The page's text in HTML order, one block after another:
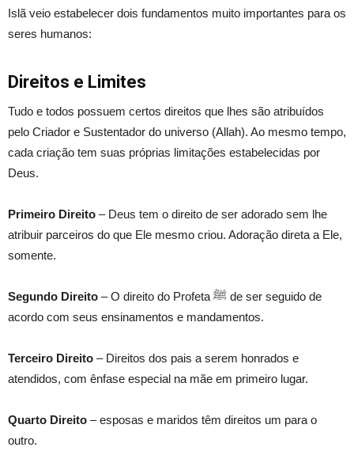
Islã veio estabelecer dois fundamentos muito importantes para os
seres humanos:
Direitos e Limites
Tudo e todos possuem certos direitos que lhes são atribuídos
pelo Criador e Sustentador do universo (Allah). Ao mesmo tempo,
cada criação tem suas próprias limitações estabelecidas por
Deus.
Primeiro Direito – Deus tem o direito de ser adorado sem lhe
atribuir parceiros do que Ele mesmo criou. Adoração direta a Ele,
somente.
Segundo Direito – O direito do Profeta ﷺ de ser seguido de
acordo com seus ensinamentos e mandamentos.
Terceiro Direito – Direitos dos pais a serem honrados e
atendidos, com ênfase especial na mãe em primeiro lugar.
Quarto Direito – esposas e maridos têm direitos um para o
outro.